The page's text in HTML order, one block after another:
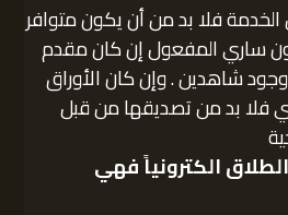
فلا بد من أن يكون متوافر
ساري المفعول إن كان مقدم
شاهدين . وإن كان الأوراق
فلا بد من تصديقها من قبل
الكترونياً فهي